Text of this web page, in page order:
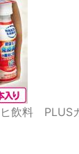
ヒ飲料 PLUS